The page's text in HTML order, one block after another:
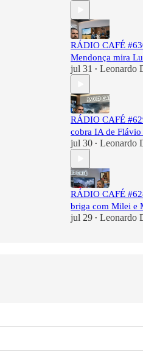
RÁDIO CAFÉ
Mendonça mira
jul 31 • Leonardo
RÁDIO CAFÉ
cobra IA de
jul 30 • Leonardo
RÁDIO CAFÉ
briga com Milei e
jul 29 • Leonardo